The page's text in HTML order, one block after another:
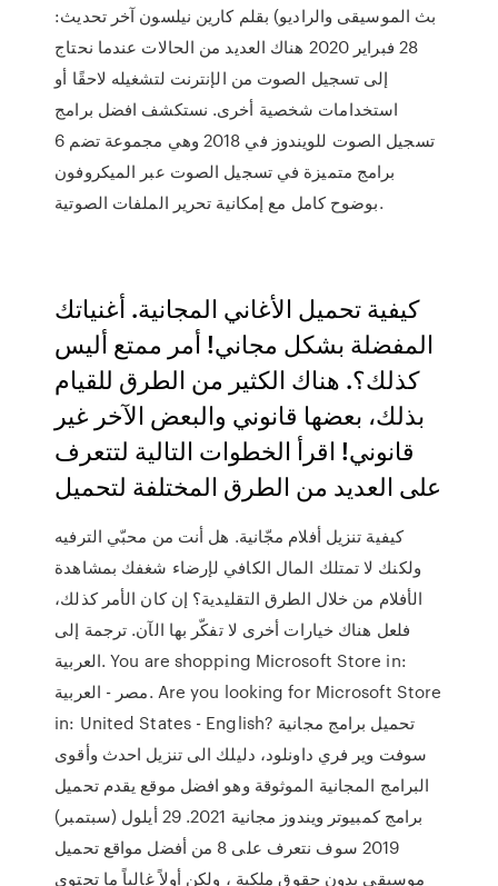
بث الموسيقى والراديو) بقلم كارين نيلسون آخر تحديث:
28 فبراير 2020 هناك العديد من الحالات عندما نحتاج
إلى تسجيل الصوت من الإنترنت لتشغيله لاحقًا أو
استخدامات شخصية أخرى. نستكشف افضل برامج
تسجيل الصوت للويندوز في 2018 وهي مجموعة تضم 6
برامج متميزة في تسجيل الصوت عبر الميكروفون
بوضوح كامل مع إمكانية تحرير الملفات الصوتية.
كيفية تحميل الأغاني المجانية. أغنياتك
المفضلة بشكل مجاني! أمر ممتع أليس
كذلك؟. هناك الكثير من الطرق للقيام
بذلك، بعضها قانوني والبعض الآخر غير
قانوني! اقرأ الخطوات التالية لتتعرف
على العديد من الطرق المختلفة لتحميل
كيفية تنزيل أفلام مجّانية. هل أنت من محبّي الترفيه
ولكنك لا تمتلك المال الكافي لإرضاء شغفك بمشاهدة
الأفلام من خلال الطرق التقليدية؟ إن كان الأمر كذلك،
فلعل هناك خيارات أخرى لا تفكّر بها الآن. ترجمة إلى
العربية. You are shopping Microsoft Store in:
مصر - العربية. Are you looking for Microsoft Store
in: United States - English? تحميل برامج مجانية
سوفت وير فري داونلود، دليلك الى تنزيل احدث وأقوى
البرامج المجانية الموثوقة وهو افضل موقع يقدم تحميل
برامج كمبيوتر ويندوز مجانية 2021. 29 أيلول (سبتمبر)
2019 سوف نتعرف على 8 من أفضل مواقع تحميل
موسيقى بدون حقوق ملكية ، ولكن أولاً غالباً ما تحتوي